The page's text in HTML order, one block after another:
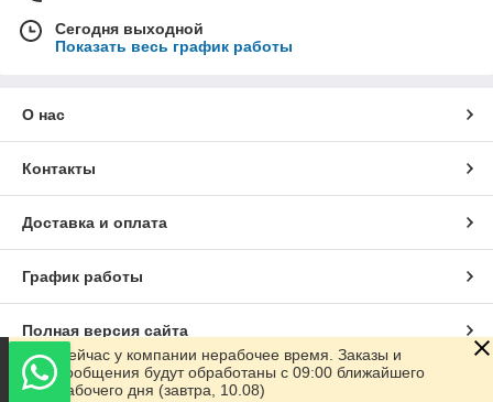
Сегодня выходной
Показать весь график работы
О нас
Контакты
Доставка и оплата
График работы
Полная версия сайта
Сайт создан на маркетплейсеSatu.kz
Сейчас у компании нерабочее время. Заказы и
сообщения будут обработаны с 09:00 ближайшего
рабочего дня (завтра, 10.08)